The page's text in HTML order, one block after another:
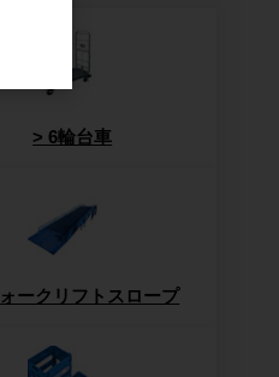
6輪台車
ークリフトスロープ